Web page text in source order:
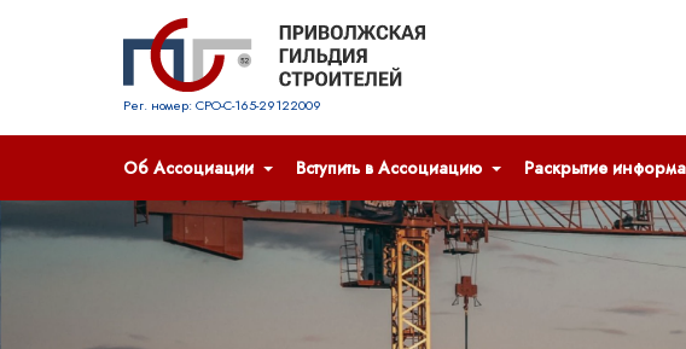
Рег. номер: СРО-С-165-29122009
Об Ассоциации Вступить в Ассоциацию Раскрытие